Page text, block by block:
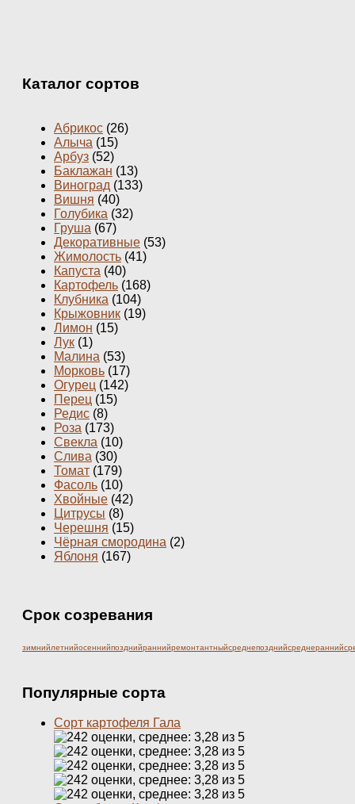
Каталог сортов
Абрикос (26)
Алыча (15)
Арбуз (52)
Баклажан (13)
Виноград (133)
Вишня (40)
Голубика (32)
Груша (67)
Декоративные (53)
Жимолость (41)
Капуста (40)
Картофель (168)
Клубника (104)
Крыжовник (19)
Лимон (15)
Лук (1)
Малина (53)
Морковь (17)
Огурец (142)
Перец (15)
Редис (8)
Роза (173)
Свекла (10)
Слива (30)
Томат (179)
Фасоль (10)
Хвойные (42)
Цитрусы (8)
Черешня (15)
Чёрная смородина (2)
Яблоня (167)
Срок созревания
зимнийлетнийосеннийпозднийраннийремонтантныйсреднепозднийсреднеранний
Популярные сорта
Сорт картофеля Гала